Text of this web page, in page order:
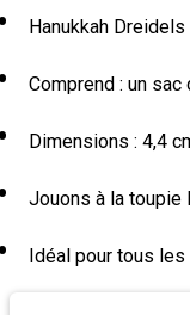
Hanukkah
Comprend : un
Dimensions : 4,4
Jouons à la toupie
Idéal pour tous